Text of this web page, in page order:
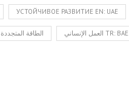
УСТОЙЧИВОЕ РАЗВИТИЕ EN: UAE
الطاقة المتجددة العمل الإنساني TR: BAE